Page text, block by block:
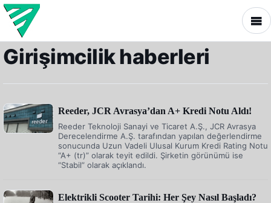
Girişimcilik haberleri
Reeder, JCR Avrasya’dan A+ Kredi Notu Aldı!
Reeder Teknoloji Sanayi ve Ticaret A.Ş., JCR Avrasya
Derecelendirme A.Ş. tarafından yapılan değerlendirme
sonucunda Uzun Vadeli Ulusal Kurum Kredi Rating Notu
“A+ (tr)” olarak teyit edildi. Şirketin görünümü ise
“Stabil” olarak açıklandı.
Elektrikli Scooter Tarihi: Her Şey Nasıl Başladı?